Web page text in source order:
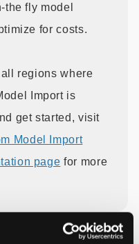
fly model
for costs.
regions where
Import is
get started, visit
Model Import
page for more